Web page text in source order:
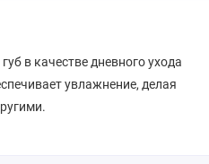
в качестве дневного ухода
увлажнение, делая